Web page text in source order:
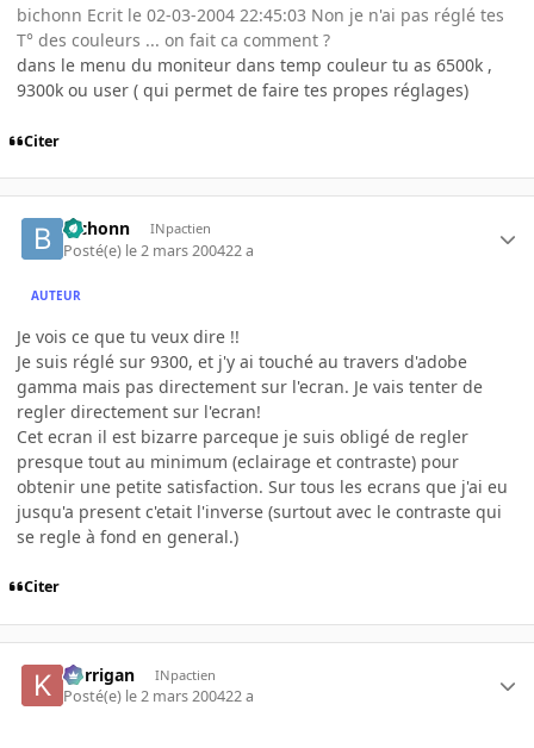
bichonn Ecrit le 02-03-2004 22:45:03 Non je n'ai pas réglé tes
T° des couleurs ... on fait ca comment ?
dans le menu du moniteur dans temp couleur tu as 6500k ,
9300k ou user ( qui permet de faire tes propes réglages)
Citer
bichonn INpactien
Posté(e) le 2 mars 200422 a
AUTEUR
Je vois ce que tu veux dire !!
Je suis réglé sur 9300, et j'y ai touché au travers d'adobe
gamma mais pas directement sur l'ecran. Je vais tenter de
regler directement sur l'ecran!
Cet ecran il est bizarre parceque je suis obligé de regler
presque tout au minimum (eclairage et contraste) pour
obtenir une petite satisfaction. Sur tous les ecrans que j'ai eu
jusqu'a present c'etait l'inverse (surtout avec le contraste qui
se regle à fond en general.)
Citer
korrigan INpactien
Posté(e) le 2 mars 200422 a